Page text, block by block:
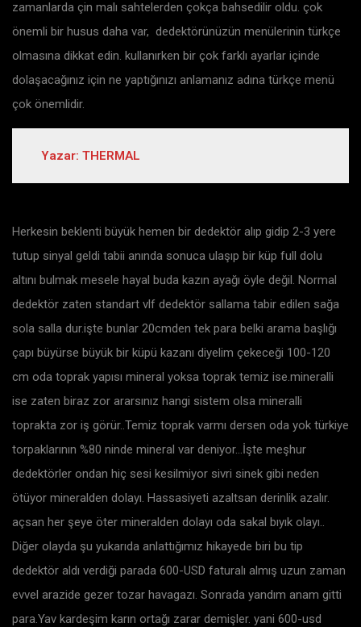
zamanlarda çin malı sahtelerden çokça bahsedilir oldu. çok
önemli bir husus daha var, dedektörünüzün menülerinin türkçe
olmasına dikkat edin. kullanırken bir çok farklı ayarlar içinde
dolaşacağınız için ne yaptığınızı anlamanız adına türkçe menü
çok önemlidir.
Yazar: THERMAL
Herkesin beklenti büyük hemen bir dedektör alıp gidip 2-3 yere
tutup sinyal geldi tabii anında sonuca ulaşıp bir küp full dolu
altını bulmak mesele hayal buda kazın ayağı öyle değil. Normal
dedektör zaten standart vlf dedektör sallama tabir edilen sağa
sola salla dur.işte bunlar 20cmden tek para belki arama başlığı
çapı büyürse büyük bir küpü kazanı diyelim çekeceği 100-120
cm oda toprak yapısı mineral yoksa toprak temiz ise.mineralli
ise zaten biraz zor ararsınız hangi sistem olsa mineralli
toprakta zor iş görür..Temiz toprak varmı dersen oda yok türkiye
torpaklarının %80 ninde mineral var deniyor…İşte meşhur
dedektörler ondan hiç sesi kesilmiyor sivri sinek gibi neden
ötüyor mineralden dolayı. Hassasiyeti azaltsan derinlik azalır.
açsan her şeye öter mineralden dolayı oda sakal bıyık olayı..
Diğer olayda şu yukarıda anlattığımız hikayede biri bu tip
dedektör aldı verdiği parada 600-USD faturalı almış uzun zaman
evvel arazide gezer tozar havagazı. Sonrada yandım anam gitti
para.Yav kardeşim karın ortağı zarar demişler. yani 600-usd